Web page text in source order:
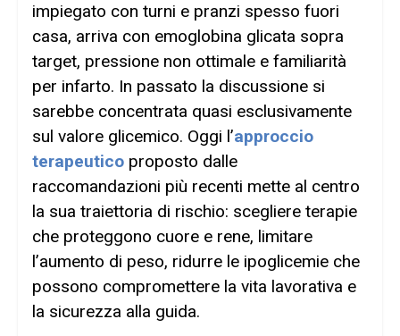
impiegato con turni e pranzi spesso fuori
casa, arriva con emoglobina glicata sopra
target, pressione non ottimale e familiarità
per infarto. In passato la discussione si
sarebbe concentrata quasi esclusivamente
sul valore glicemico. Oggi l’approccio
terapeutico proposto dalle
raccomandazioni più recenti mette al centro
la sua traiettoria di rischio: scegliere terapie
che proteggono cuore e rene, limitare
l’aumento di peso, ridurre le ipoglicemie che
possono compromettere la vita lavorativa e
la sicurezza alla guida.